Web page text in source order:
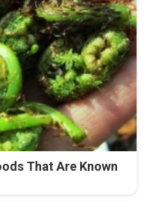
That Are Known